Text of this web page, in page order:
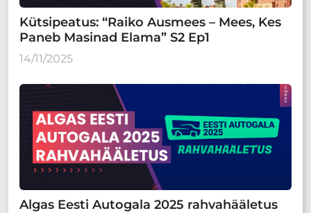
Kütsipeatus: “Raiko Ausmees – Mees, Kes
Paneb Masinad Elama” S2 Ep1
14/11/2025
Algas Eesti Autogala 2025 rahvahääletus